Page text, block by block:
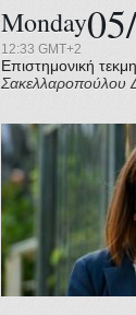
Monday
12:33 GMT+2
Επιστημονική
Σακελλαροπούλου